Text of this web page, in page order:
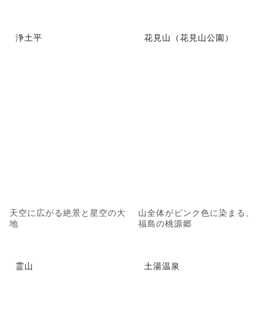
浄土平
天空に広がる絶景と星空の大
地
花見山（花見山公園）
山全体がピンク色に染まる、
福島の桃源郷
霊山 土湯温泉